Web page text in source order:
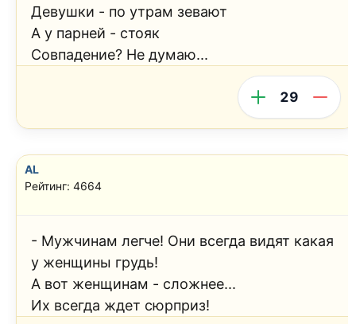
Девушки - по утрам зевают
А у парней - стояк
Совпадение? Не думаю...
29
AL
Рейтинг: 4664
- Мужчинам легче! Они всегда видят какая
у женщины грудь!
А вот женщинам - сложнее...
Их всегда ждет сюрприз!